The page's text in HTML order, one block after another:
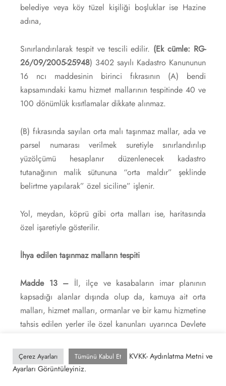
belediye veya köy tüzel kişiliği boşluklar ise Hazine
adına,
Sınırlandırılarak tespit ve tescili edilir. (Ek cümle: RG-
26/09/2005-25948) 3402 sayılı Kadastro Kanununun
16 ncı maddesinin birinci fıkrasının (A) bendi
kapsamındaki kamu hizmet mallarının tespitinde 40 ve
100 dönümlük kısıtlamalar dikkate alınmaz.
(B) fıkrasında sayılan orta malı taşınmaz mallar, ada ve
parsel numarası verilmek suretiyle sınırlandırılıp
yüzölçümü hesaplanır düzenlenecek kadastro
tutanağının malik sütununa “orta maldır” şeklinde
belirtme yapılarak” özel siciline” işlenir.
Yol, meydan, köprü gibi orta malları ise, haritasında
özel işaretiyle gösterilir.
İhya edilen taşınmaz malların tespiti
Madde 13 – İl, ilçe ve kasabaların imar planının
kapsadığı alanlar dışında olup da, kamuya ait orta
malları, hizmet malları, ormanlar ve bir kamu hizmetine
tahsis edilen yerler ile özel kanunları uyarınca Devlete
ve emek sarfı ile imar ve ihya edilerek tarıma elverişli
hale getirilen taşınmaz mallar, 3402 sayılı Kanununun
Çerez Ayarları Tümünü Kabul Et
KVKK- Aydınlatma Metni ve
Ayarları Görüntüleyiniz.